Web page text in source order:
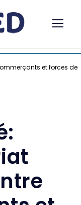
et forces de